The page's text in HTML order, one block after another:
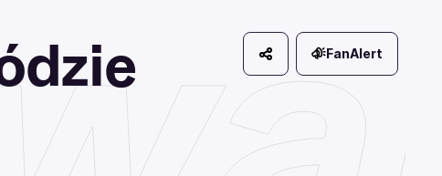
FanAlert